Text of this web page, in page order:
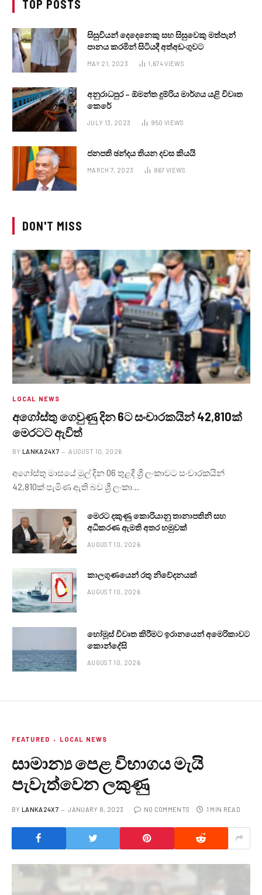
TOP POSTS
සිසුවියන් දෙදෙනෙකු සහ සිසුවෙකු මත්පැන්
පානය කරමින් සිටියදී අත්අඩංගුවට
MAY 21, 2023 1,674VIEWS
අනුරාධපුර – ඕමන්ත දුම්රිය මාර්ගය යළි විවෘත
කෙරේ
JULY 13, 2023 950 VIEWS
ජනපති ඡන්දය තියන දවස කියයි
MARCH 7, 2023 867 VIEWS
DON'T MISS
LOCAL NEWS
අගෝස්තු ගෙවුණු දින 6ට සංචාරකයින් 42,810ක්
මෙරටට ඇවිත්
BY LANKA24X7 AUGUST 10, 2026
අගෝස්තු මාසයේ මුල් දින 06 තුළදී ශ්‍රී ලංකාවට සංචාරකයින්
42,810ක් පැමිණ ඇති බව ශ්‍රී ලංකා…
මෙරට දකුණු කොරියානු තානාපතිනි සහ
අධිකරණ ඇමති අතර හමුවක්
AUGUST 10, 2026
කාලගුණයෙන් ‍රතු නිවේදනයක්
AUGUST 10, 2026
හෝමූස් විවෘත කිරීමට ඉරානයෙන් අමෙරිකාවට
කොන්දේසි
AUGUST 10, 2026
FEATURED LOCAL NEWS
සාමාන්‍ය පෙළ විභාගය මැයි
පැවැත්වෙන ලකුණු
BY LANKA24X7 JANUARY 8, 2023 NO COMMENTS 1 MIN READ